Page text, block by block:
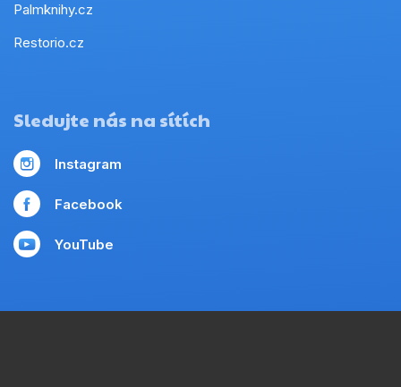
Palmknihy.cz
Restorio.cz
Sledujte nás na sítích
Instagram
Facebook
YouTube